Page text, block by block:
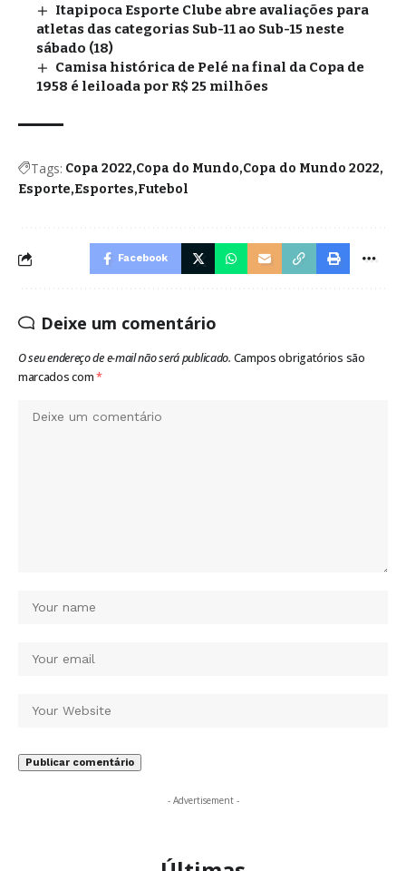
Itapipoca Esporte Clube abre avaliações para
atletas das categorias Sub-11 ao Sub-15 neste
sábado (18)
Camisa histórica de Pelé na final da Copa de
1958 é leiloada por R$ 25 milhões
Tags: Copa 2022 Copa do Mundo Copa do Mundo 2022
Esporte Esportes Futebol
Facebook
Deixe um comentário
O seu endereço de e-mail não será publicado. Campos obrigatórios são
marcados com*
- Advertisement -